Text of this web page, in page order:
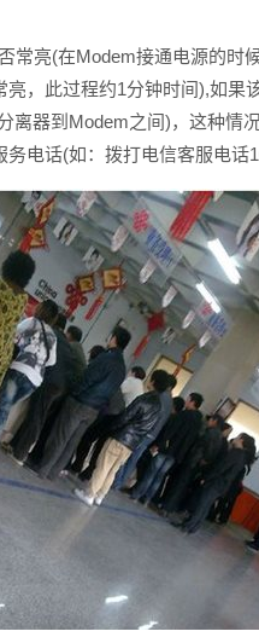
亮(在Modem接通电源的时
，此过程约1分钟时间),如果
离器到Modem之间)，这种情
电话(如：拨打电信客服电话